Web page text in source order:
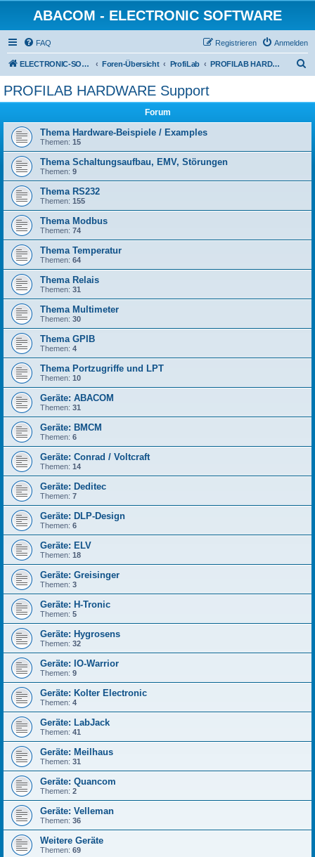
ABACOM - ELECTRONIC SOFTWARE
FAQ Anmelden
Registrieren
ELECTRONIC-SOFWARE-SHOP Foren-Übersicht ProfiLab PROFILAB HARDWARE Support
PROFILAB HARDWARE Support
Forum
Thema Hardware-Beispiele / Examples
Themen: 15
Thema Schaltungsaufbau, EMV, Störungen
Themen: 9
Thema RS232
Themen: 155
Thema Modbus
Themen: 74
Thema Temperatur
Themen: 64
Thema Relais
Themen: 31
Thema Multimeter
Themen: 30
Thema GPIB
Themen: 4
Thema Portzugriffe und LPT
Themen: 10
Geräte: ABACOM
Themen: 31
Geräte: BMCM
Themen: 6
Geräte: Conrad / Voltcraft
Themen: 14
Geräte: Deditec
Themen: 7
Geräte: DLP-Design
Themen: 6
Geräte: ELV
Themen: 18
Geräte: Greisinger
Themen: 3
Geräte: H-Tronic
Themen: 5
Geräte: Hygrosens
Themen: 32
Geräte: IO-Warrior
Themen: 9
Geräte: Kolter Electronic
Themen: 4
Geräte: LabJack
Themen: 41
Geräte: Meilhaus
Themen: 31
Geräte: Quancom
Themen: 2
Geräte: Velleman
Themen: 36
Weitere Geräte
Themen: 69